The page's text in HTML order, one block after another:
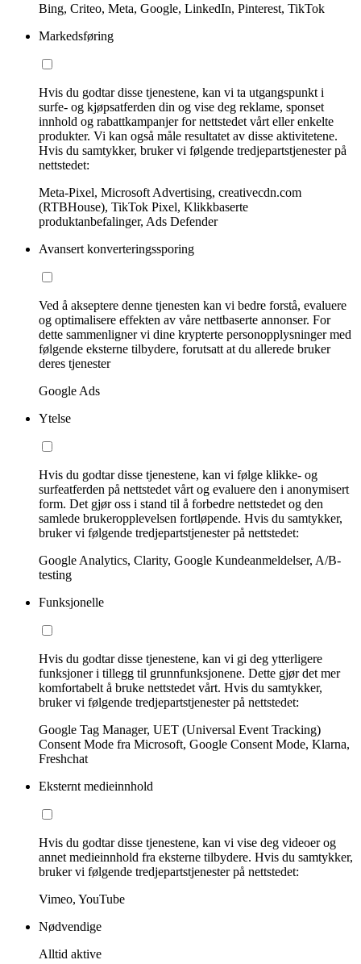
Bing, Criteo, Meta, Google, LinkedIn, Pinterest, TikTok
Markedsføring
Hvis du godtar disse tjenestene, kan vi ta utgangspunkt i
surfe- og kjøpsatferden din og vise deg reklame, sponset
innhold og rabattkampanjer for nettstedet vårt eller enkelte
produkter. Vi kan også måle resultatet av disse aktivitetene.
Hvis du samtykker, bruker vi følgende tredjepartstjenester på
nettstedet:
Meta-Pixel, Microsoft Advertising, creativecdn.com
(RTBHouse), TikTok Pixel, Klikkbaserte
produktanbefalinger, Ads Defender
Avansert konverteringssporing
Ved å akseptere denne tjenesten kan vi bedre forstå, evaluere
og optimalisere effekten av våre nettbaserte annonser. For
dette sammenligner vi dine krypterte personopplysninger med
følgende eksterne tilbydere, forutsatt at du allerede bruker
deres tjenester
Google Ads
Ytelse
Hvis du godtar disse tjenestene, kan vi følge klikke- og
surfeatferden på nettstedet vårt og evaluere den i anonymisert
form. Det gjør oss i stand til å forbedre nettstedet og den
samlede brukeropplevelsen fortløpende. Hvis du samtykker,
bruker vi følgende tredjepartstjenester på nettstedet:
Google Analytics, Clarity, Google Kundeanmeldelser, A/B-
testing
Funksjonelle
Hvis du godtar disse tjenestene, kan vi gi deg ytterligere
funksjoner i tillegg til grunnfunksjonene. Dette gjør det mer
komfortabelt å bruke nettstedet vårt. Hvis du samtykker,
bruker vi følgende tredjepartstjenester på nettstedet:
Google Tag Manager, UET (Universal Event Tracking)
Consent Mode fra Microsoft, Google Consent Mode, Klarna,
Freshchat
Eksternt medieinnhold
Hvis du godtar disse tjenestene, kan vi vise deg videoer og
annet medieinnhold fra eksterne tilbydere. Hvis du samtykker,
bruker vi følgende tredjepartstjenester på nettstedet:
Vimeo, YouTube
Nødvendige
Alltid aktive